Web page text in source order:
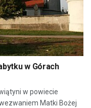
w Górach
w powiecie
Matki Bożej